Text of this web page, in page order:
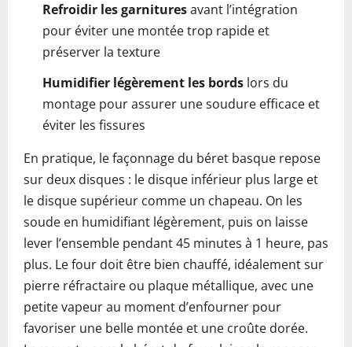
Refroidir les garnituresavant l’intégration
pour éviter une montée trop rapide et
préserver la texture
Humidifier légèrement les bords lors du
montage pour assurer une soudure efficace et
éviter les fissures
En pratique, le façonnage du béret basque repose
sur deux disques : le disque inférieur plus large et
le disque supérieur comme un chapeau. On les
soude en humidifiant légèrement, puis on laisse
lever l’ensemble pendant 45 minutes à 1 heure, pas
plus. Le four doit être bien chauffé, idéalement sur
pierre réfractaire ou plaque métallique, avec une
petite vapeur au moment d’enfourner pour
favoriser une belle montée et une croûte dorée.